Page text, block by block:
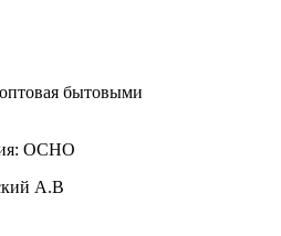
бытовыми
ОСНО
А.В